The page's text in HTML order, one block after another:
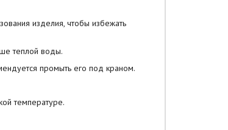
изделия, чтобы избежать
теплой воды.
промыть его под краном.
температуре.